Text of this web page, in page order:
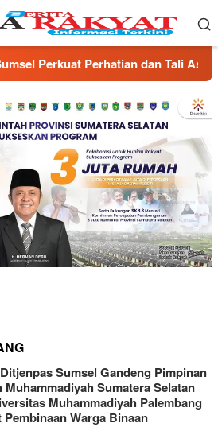
dan Tali Asih Untuk Para Veteran
Sumsel Gandeng Pimpinan
Muhammadiyah Sumatera Selatan
Muhammadiyah Palembang
Pembinaan Warga Binaan